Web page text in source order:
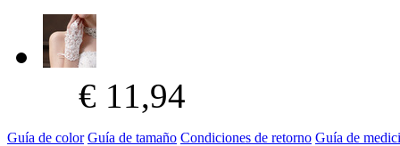
€ 11,94
Guía de color Guía de tamaño Condiciones de retorno Guía de